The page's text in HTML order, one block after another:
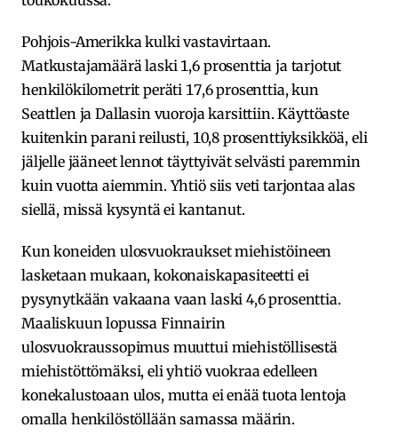
Pohjois-Amerikka kulki vastavirtaan.
Matkustajamäärä laski 1,6 prosenttia ja tarjotut
henkilökilometrit peräti 17,6 prosenttia, kun
Seattlen ja Dallasin vuoroja karsittiin. Käyttöaste
kuitenkin parani reilusti, 10,8 prosenttiyksikköä, eli
jäljelle jääneet lennot täyttyivät selvästi paremmin
kuin vuotta aiemmin. Yhtiö siis veti tarjontaa alas
siellä, missä kysyntä ei kantanut.
Kun koneiden ulosvuokraukset miehistöineen
lasketaan mukaan, kokonaiskapasiteetti ei
pysynytkään vakaana vaan laski 4,6 prosenttia.
Maaliskuun lopussa Finnairin
ulosvuokraussopimus muuttui miehistöllisestä
miehistöttömäksi, eli yhtiö vuokraa edelleen
konekalustoaan ulos, mutta ei enää tuota lentoja
omalla henkilöstöllään samassa määrin.